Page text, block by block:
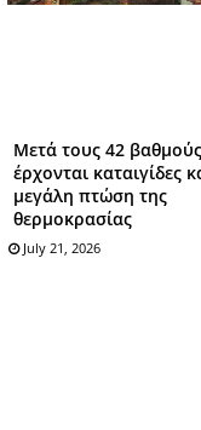
Μετά τους 42 βαθμούς
έρχονται καταιγίδες
μεγάλη πτώση της
θερμοκρασίας
July 21, 2026